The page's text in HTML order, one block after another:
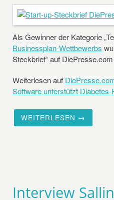
Als Gewinner der Kategorie
Businessplan-Wettbewerbs
Steckbrief“ auf
Weiterlesen auf
Software unterstützt Diabetes-
WEITERLESEN →
Interview